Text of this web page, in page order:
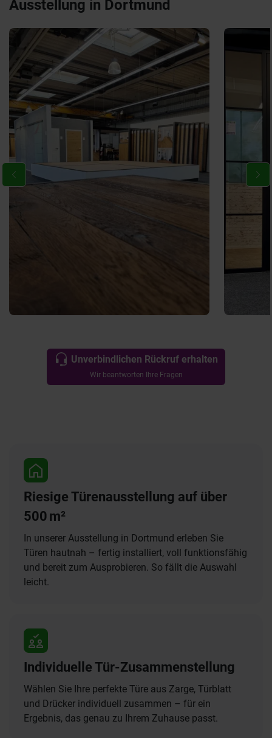
Ausstellung in Dortmund
Unverbindlichen Rückruf erhalten
Wir beantworten Ihre Fragen
Riesige Türenausstellung auf über
500 m²
In unserer Ausstellung in Dortmund erleben Sie
Türen hautnah – fertig installiert, voll funktionsfähig
und bereit zum Ausprobieren. So fällt die Auswahl
leicht.
Individuelle Tür-Zusammenstellung
Wählen Sie Ihre perfekte Türe aus Zarge, Türblatt
und Drücker individuell zusammen – für ein
Ergebnis, das genau zu Ihrem Zuhause passt.